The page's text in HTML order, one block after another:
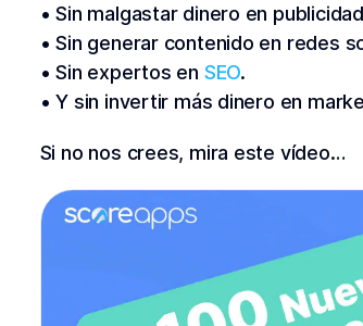
• Sin malgastar dinero en
• Sin generar contenido en redes
• Sin expertos en SEO.
• Y sin invertir más dinero en
Si no nos crees, mira este vídeo…